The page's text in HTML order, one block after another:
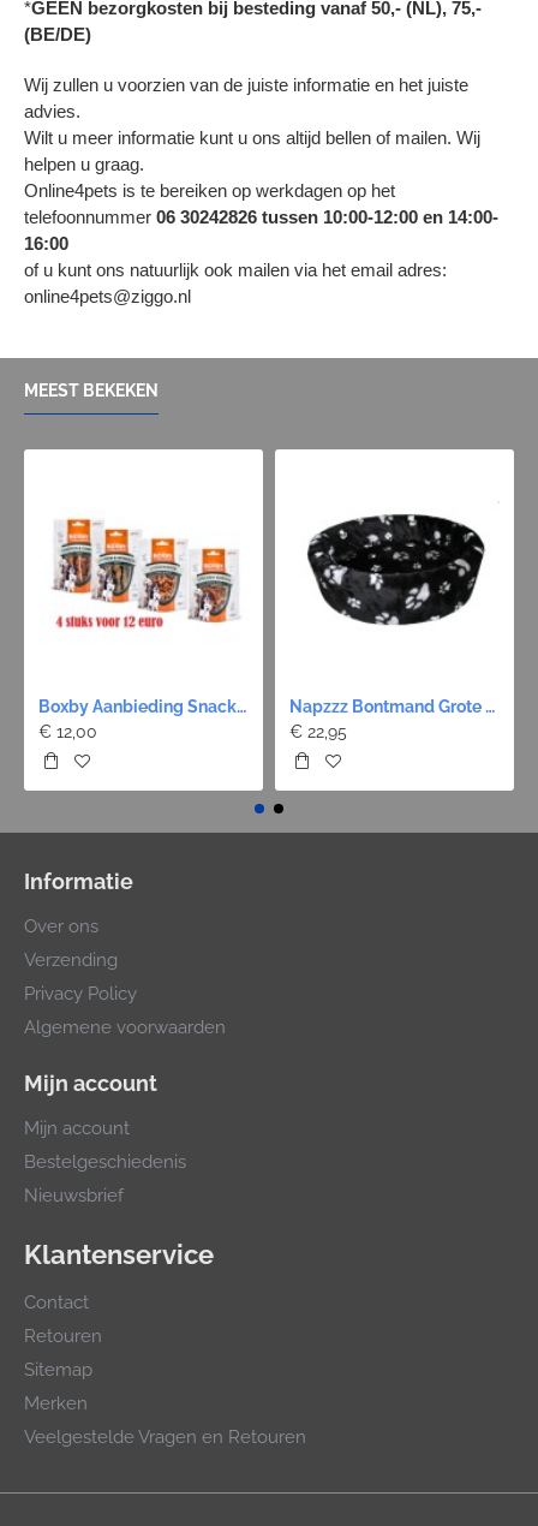
*GEEN bezorgkosten bij besteding vanaf 50,- (NL), 75,-
(BE/DE)
Wij zullen u voorzien van de juiste informatie en het juiste
advies.
Wilt u meer informatie kunt u ons altijd bellen of mailen. Wij
helpen u graag.
Online4pets is te bereiken op werkdagen op het
telefoonnummer 06 30242826 tussen 10:00-12:00 en 14:00-
16:00
of u kunt ons natuurlijk ook mailen via het email adres:
online4pets@ziggo.nl
MEEST BEKEKEN
Boxby Aanbieding Snack - 4 Stuks 12 Euro!
€ 12,00
Napzzz Bontmand Grote Poot - Zwart 9 maten
€ 22,95
Informatie
Over ons
Verzending
Privacy Policy
Algemene voorwaarden
Mijn account
Mijn account
Bestelgeschiedenis
Nieuwsbrief
Klantenservice
Contact
Retouren
Sitemap
Merken
Veelgestelde Vragen en Retouren